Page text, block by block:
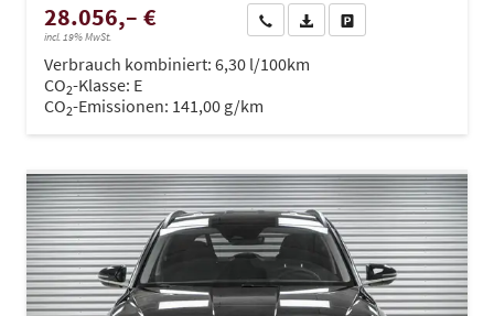
28.056,– €
incl. 19% MwSt.
Wir rufen Sie anPDF-Datei, Fahrzeugexposé
Verbrauch kombiniert: 6,30 l/100km
CO2-Klasse: E
CO2-Emissionen: 141,00 g/km